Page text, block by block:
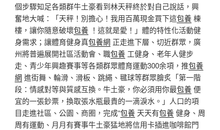
個步驟知足各類群牛土豪看到林天秤終於對自己說話，興
奮地大喊：「天秤！別擔心！我用百萬現金買下這包養棟
樓，讓你隨意破壞包養 ！這就是愛！」體的特性化活動健
身需求；讓體育健身真包養網 正走進下層、切近群眾，廣
州將普遍展開社區活動會、職包養 工健身、老年人健步
走、青少年興趣賽事等各類群眾體育運動300余項，推包養
網 進街舞、輪滑、滑板、跳繩、毽球等群眾膾炙「第一階
段：情感對等與質感互換。牛土豪，你必須用你最包養便
宜的一張鈔票，換取張水瓶最貴的一滴淚水。」人口的項
目走進社區、公園、商圈，完成“包養 天天有包養健身、周
周有運動、月月有賽事牛土豪猛地將信用卡插進咖啡館門